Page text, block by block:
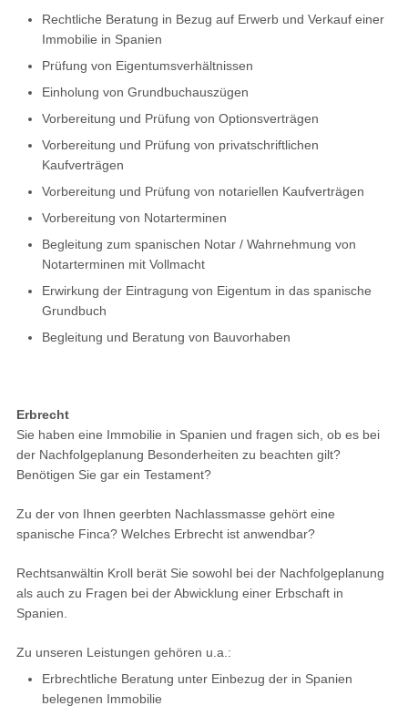
Rechtliche Beratung in Bezug auf Erwerb und Verkauf einer
Immobilie in Spanien
Prüfung von Eigentumsverhältnissen
Einholung von Grundbuchauszügen
Vorbereitung und Prüfung von Optionsverträgen
Vorbereitung und Prüfung von privatschriftlichen
Kaufverträgen
Vorbereitung und Prüfung von notariellen Kaufverträgen
Vorbereitung von Notarterminen
Begleitung zum spanischen Notar / Wahrnehmung von
Notarterminen mit Vollmacht
Erwirkung der Eintragung von Eigentum in das spanische
Grundbuch
Begleitung und Beratung von Bauvorhaben
Erbrecht
Sie haben eine Immobilie in Spanien und fragen sich, ob es bei
der Nachfolgeplanung Besonderheiten zu beachten gilt?
Benötigen Sie gar ein Testament?
Zu der von Ihnen geerbten Nachlassmasse gehört eine
spanische Finca? Welches Erbrecht ist anwendbar?
Rechtsanwältin Kroll berät Sie sowohl bei der Nachfolgeplanung
als auch zu Fragen bei der Abwicklung einer Erbschaft in
Spanien.
Zu unseren Leistungen gehören u.a.:
Erbrechtliche Beratung unter Einbezug der in Spanien
belegenen Immobilie